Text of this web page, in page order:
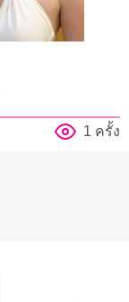
1 ครั้ง